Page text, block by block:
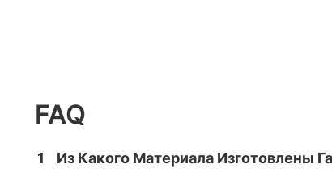
FAQ
1 Из Какого Материала Изготовлены